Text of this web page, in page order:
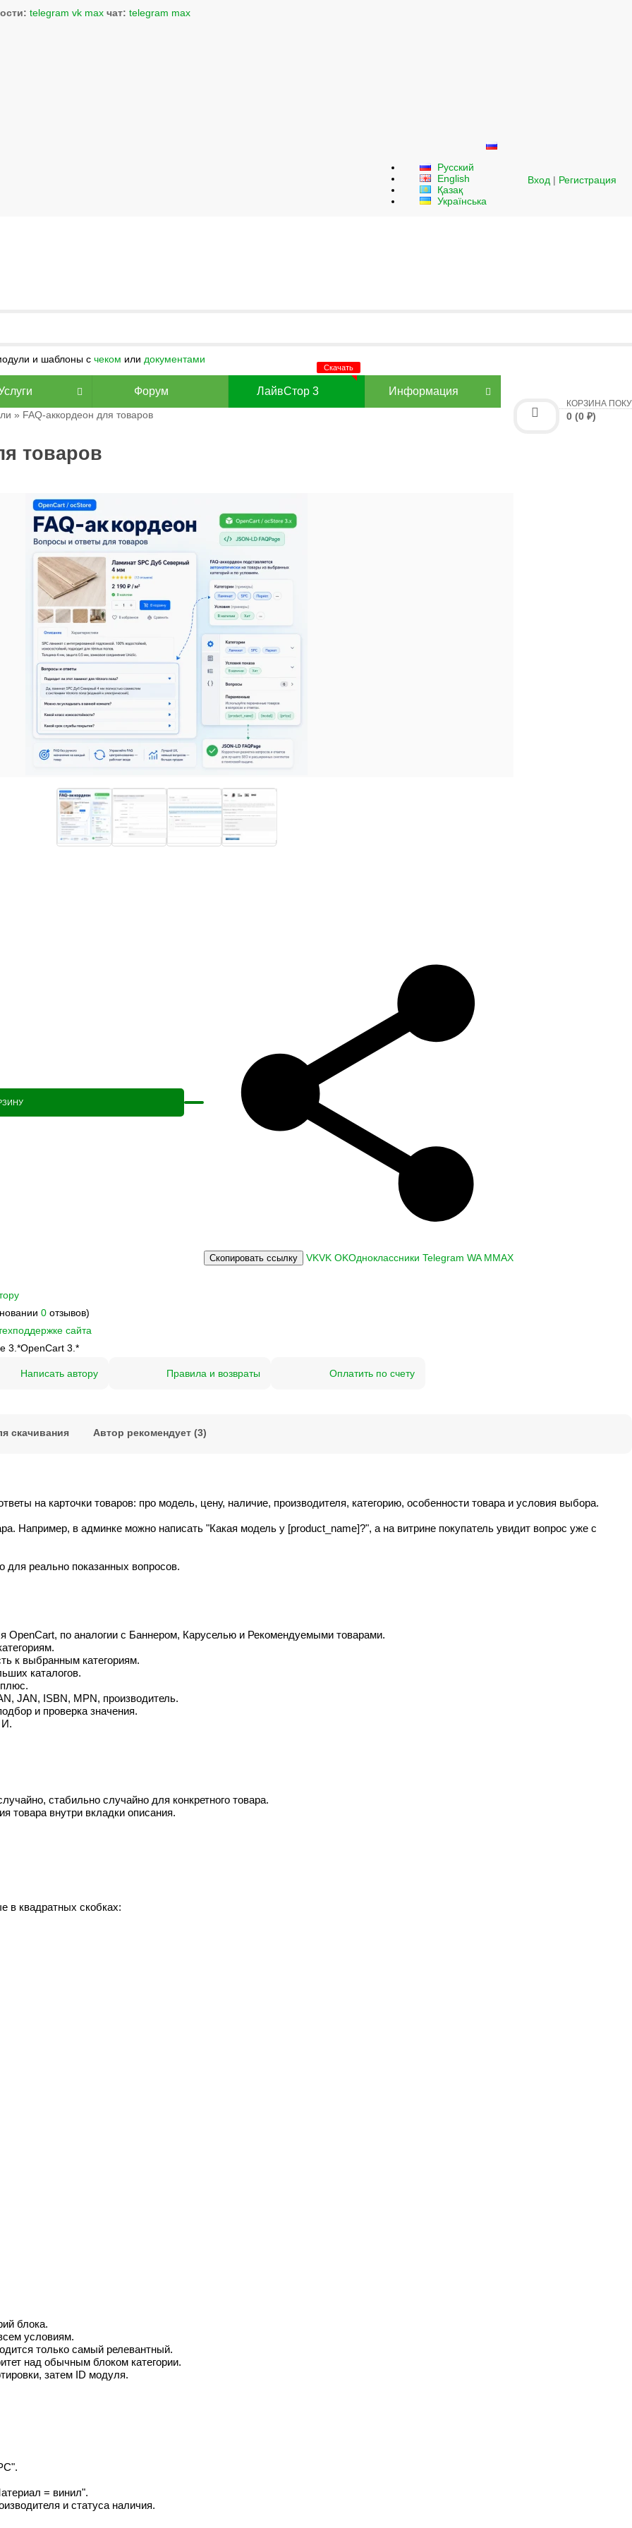
telegram vk max чат: telegram max
Русский
English
Қазақ
Українська
Вход | Регистрация
и шаблоны с чеком или документами
КОРЗИНА
0 (0 ₽)
Форум ЛайвСтор 3 Информация
» FAQ-аккордеон для товаров
товаров
Скопировать ссылку VKVK OKОдноклассники Telegram WA MMAX
0отзывов)
сайта
3.*OpenCart 3.*
Написать автору Правила и возвраты Оплатить по счету
скачивания Автор рекомендует (3)
на карточки товаров: про модель, цену, наличие, производителя, категорию, особенности товара и условия выбора.
Например, в админке можно написать "Какая модель у [product_name]?", а на витрине покупатель увидит вопрос уже с
реально показанных вопросов.
OpenCart, по аналогии с Баннером, Каруселью и Рекомендуемыми товарами.
к выбранным категориям.
каталогов.
JAN, ISBN, MPN, производитель.
и проверка значения.
И.
стабильно случайно для конкретного товара.
товара внутри вкладки описания.
в квадратных скобках:
блока.
условиям.
только самый релевантный.
над обычным блоком категории.
затем ID модуля.
= винил".
и статуса наличия.